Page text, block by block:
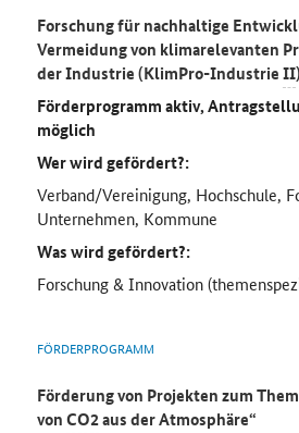
Forschung für nachhaltige
Vermeidung von klimarelevanten
der Industrie (KlimPro-IndustrieII)
Förderprogramm aktiv,
möglich
Wer wird gefördert?:
Verband/Vereinigung, Hochschule,
Unternehmen, Kommune
Was wird gefördert?:
Forschung & Innovation
FÖRDERPROGRAMM
Förderung von Projekten zum
vonCO2aus der Atmosphäre“